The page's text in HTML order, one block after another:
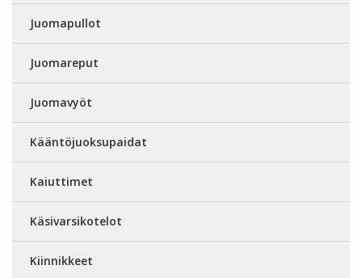
Juomapullot
Juomareput
Juomavyöt
Kääntöjuoksupaidat
Kaiuttimet
Käsivarsikotelot
Kiinnikkeet